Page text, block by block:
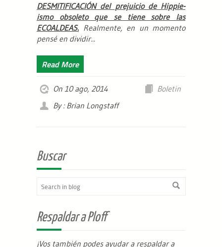
DESMITIFICACIÓN del prejuicio de Hippie-
ismo obsoletoque se tiene sobre las
ECOALDEAS. Realmente, en un momento
pensé en dividir...
Read More
On 10 ago, 2014
Boletin
By : Brian Longstaff
Buscar
Respaldar a Ploff
¡Vos también podes ayudar a respaldar a